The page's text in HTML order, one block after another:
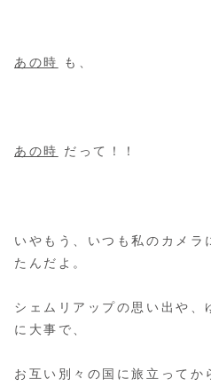
あの時 も、
あの時 だって！！
いやもう、いつも私のカメラ
たんだよ。
シェムリアップの思い出や、
に大事で、
お互い別々の国に旅立ってか